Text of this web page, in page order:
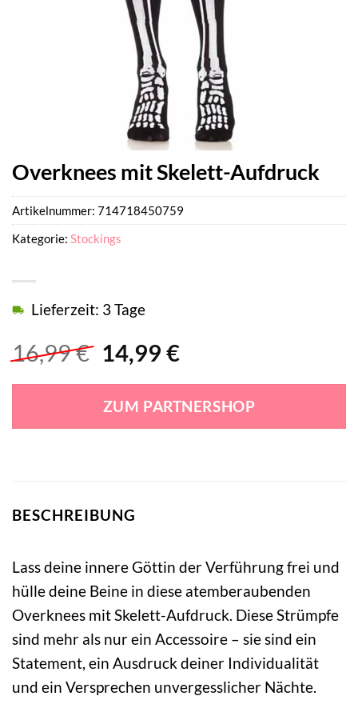
Overknees mit Skelett-Aufdruck
16,99€ Ursprünglicher
war:
16,99 €
14,99 €Aktueller
ist:
14,99 €.
Lieferzeit: 3 Tage
ZUM PARTNERSHOP
Artikelnummer: 714718450759
Kategorie: Stockings
BESCHREIBUNG
Lass deine innere Göttin der Verführung frei und
hülle deine Beine in diese atemberaubenden
Overknees mit Skelett-Aufdruck. Diese Strümpfe
sind mehr als nur ein Accessoire – sie sind ein
Statement, ein Ausdruck deiner Individualität
und ein Versprechen unvergesslicher Nächte.